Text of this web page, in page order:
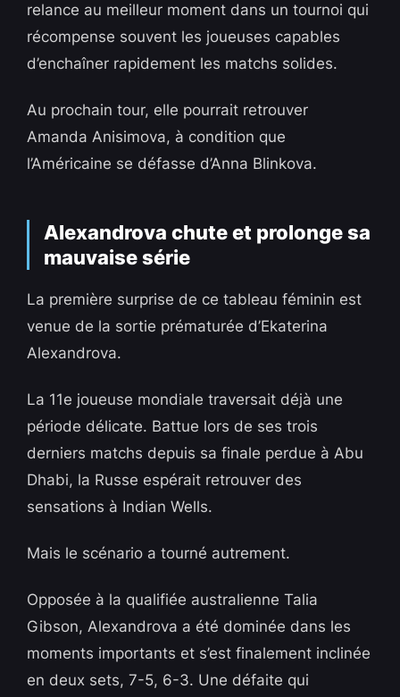
relance au meilleur moment dans un tournoi qui
récompense souvent les joueuses capables
d’enchaîner rapidement les matchs solides.
Au prochain tour, elle pourrait retrouver
Amanda Anisimova, à condition que
l’Américaine se défasse d’Anna Blinkova.
Alexandrova chute et prolonge sa
mauvaise série
La première surprise de ce tableau féminin est
venue de la sortie prématurée d’Ekaterina
Alexandrova.
La 11e joueuse mondiale traversait déjà une
période délicate. Battue lors de ses trois
derniers matchs depuis sa finale perdue à Abu
Dhabi, la Russe espérait retrouver des
sensations à Indian Wells.
Mais le scénario a tourné autrement.
Opposée à la qualifiée australienne Talia
Gibson, Alexandrova a été dominée dans les
moments importants et s’est finalement inclinée
en deux sets, 7-5, 6-3. Une défaite qui